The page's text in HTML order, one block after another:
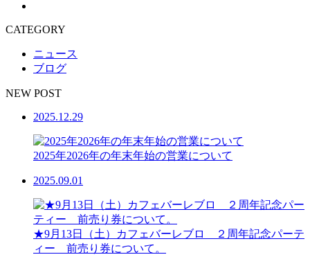
CATEGORY
ニュース
ブログ
NEW POST
2025.12.29
2025年2026年の年末年始の営業について
2025.09.01
★9月13日（土）カフェバーレブロ ２周年記念パーテ
ィー 前売り券について。